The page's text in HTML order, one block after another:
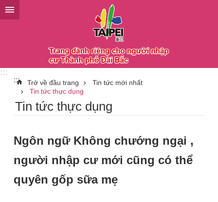
Chuyển đến khối nội dung chính
:::
:::
Trở về đầu trang
Tin tức mới nhất
Tin tức thực dụng
Tin tức thực dụng
Ngôn ngữ Không chướng ngại ,
người nhập cư mới cũng có thể
quyên gốp sữa mẹ